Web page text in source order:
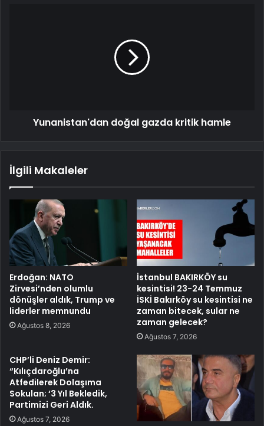
Yunanistan'dan doğal gazda kritik hamle
İlgili Makaleler
Erdoğan: NATO
Zirvesi’nden olumlu
dönüşler aldık, Trump ve
liderler memnundu
Ağustos 8, 2026
İstanbul BAKIRKÖY su
kesintisi! 23-24 Temmuz
İSKİ Bakırköy su kesintisi ne
zaman bitecek, sular ne
zaman gelecek?
Ağustos 7, 2026
CHP’li Deniz Demir:
“Kılıçdaroğlu’na
Atfedilerek Dolaşıma
Sokulan; ‘3 Yıl Bekledik,
Partimizi Geri Aldık.
Ağustos 7, 2026